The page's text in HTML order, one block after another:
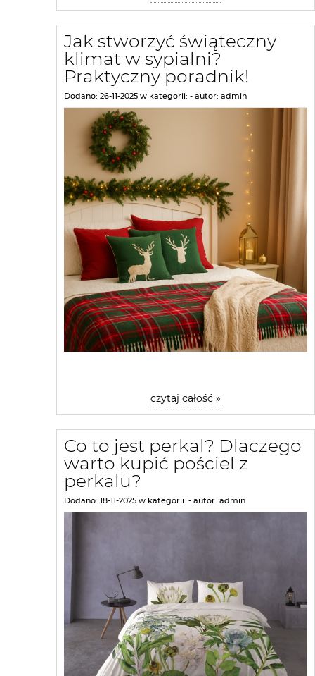
Jak stworzyć świąteczny
klimat w sypialni?
Praktyczny poradnik!
Dodano: 26-11-2025 w kategorii: - autor: admin
czytaj całość »
Co to jest perkal? Dlaczego
warto kupić pościel z
perkalu?
Dodano: 18-11-2025 w kategorii: - autor: admin